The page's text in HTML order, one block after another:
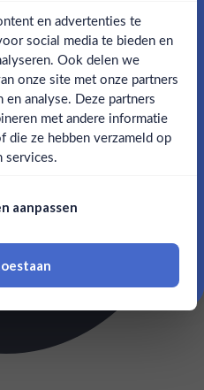
of ouder?
Nee
en advertenties te
social media te bieden en
Ook delen we
onze site met onze partners
analyse. Deze partners
met andere informatie
die ze hebben verzameld op
services.
aanpassen
5% korting op je eerste
korting